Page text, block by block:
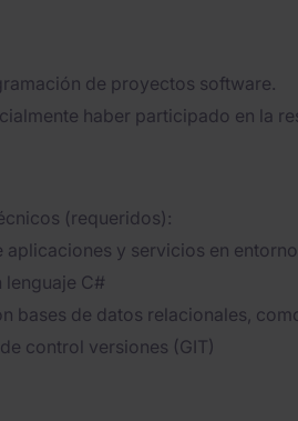
de proyectos software.
haber participado en la
(requeridos):
y servicios en
lenguaje C#
bases de datos relacionales,
control versiones (GIT)